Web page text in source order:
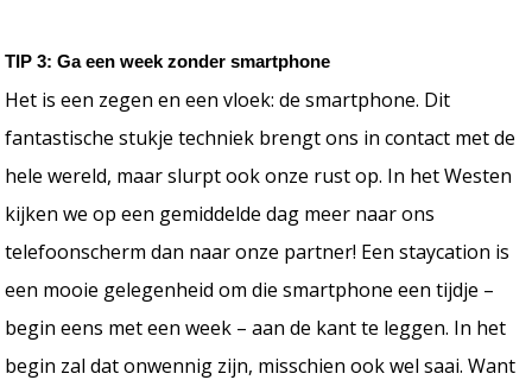
TIP 3: Ga een week zonder smartphone
Het is een zegen en een vloek: de smartphone. Dit
fantastische stukje techniek brengt ons in contact met de
hele wereld, maar slurpt ook onze rust op. In het Westen
kijken we op een gemiddelde dag meer naar ons
telefoonscherm dan naar onze partner! Een staycation is
een mooie gelegenheid om die smartphone een tijdje –
begin eens met een week – aan de kant te leggen. In het
begin zal dat onwennig zijn, misschien ook wel saai. Want